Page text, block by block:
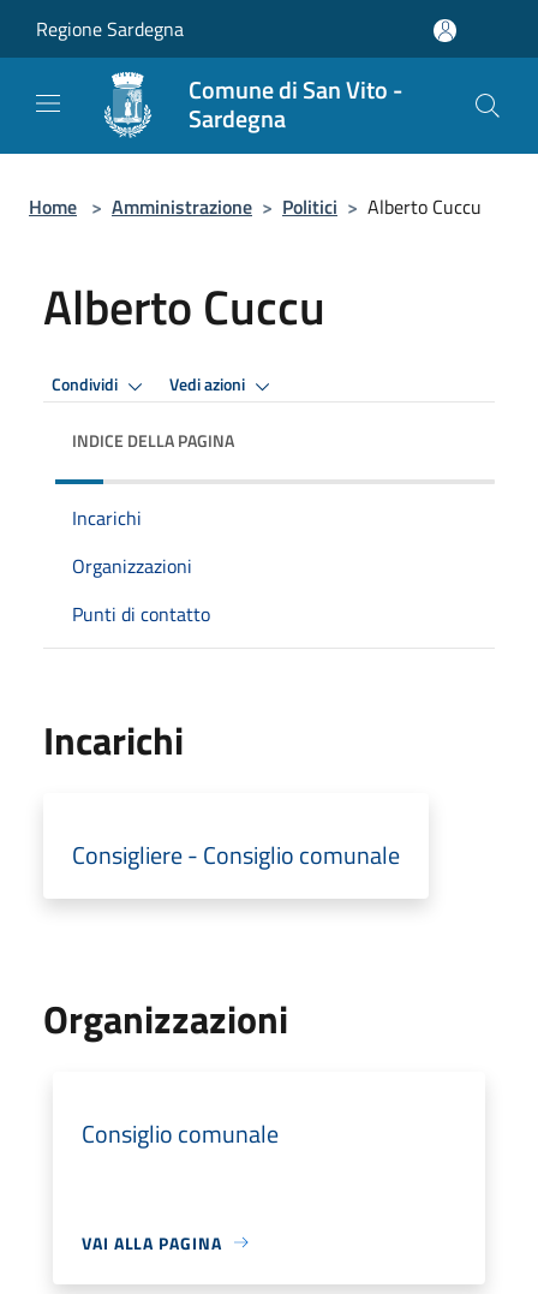
Regione Sardegna
Comune di San Vito -
Sardegna
Home > Amministrazione > Politici > Alberto Cuccu
Alberto Cuccu
Condividi Vedi azioni
INDICE DELLA PAGINA
Incarichi
Organizzazioni
Punti di contatto
Incarichi
Consigliere - Consiglio comunale
Organizzazioni
Consiglio comunale
VAI ALLA PAGINA